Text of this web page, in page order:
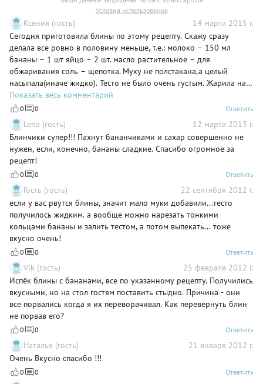
Условия использования
Ксения (гость)
14 марта 2015 г.
Сегодня приготовила блины по этому рецепту. Скажу сразу
делала все ровно в половину меньше, т.е.: молоко – 150 мл
бананы – 1 шт яйцо – 2 шт. масло растительное – для
обжаривания соль – щепотка. Муку не полстакана,а целый
насыпала(иначе жидко). Тесто не было очень густым. Жарила на
сковороде в спец.силиконовых формочках (в виде звездочки.
сердечка, мишки). НИ ОДИН БЛИНЧИК НЕ ПОРВАЛСЯ. НАЛИВАЛА
ТЕСТА ЧТОБ ПОТОЛЩЕ БЫЛИ. Очень вкусно получилось и
просто! спасибо за рецепт!
Показать весь комментарий
0 0 Ответить
Lena (гость)
12 марта 2013 г.
Блинчики супер!!! Пахнут бананчиками и сахар совершенно не
нужен, если, конечно, бананы сладкие. Спасибо огромное за
рецепт!
0 0 Ответить
Гость (гость)
22 сентября 2012 г.
если у вас рвутся блины, значит мало муки добавили...тесто
получилось жидким. а вообще можно нарезать тонкими
кольцами бананы и залить тестом, а потом выпекать... тоже
вкусно очень!
0 0 Ответить
Vik (гость)
25 февраля 2012 г.
Испёк блины с бананами, все по указанному рецепту. Получились
вкусными, но на стол гостям поставить стыдно. Причина - они
все порвались когда я их переворачивал. Как перевернуть блин
не порвав его?
0 0 Ответить
Наталья (гость)
21 января 2012 г.
Очень Вкусно спасибо !!!
0 0 Ответить